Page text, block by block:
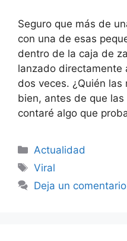
Seguro que más de
con una de esas
dentro de la caja de
lanzado directamente
dos veces. ¿Quién
bien, antes de que
contaré algo que
Categorías
Actualidad
Etiquetas
Viral
Deja un comentario